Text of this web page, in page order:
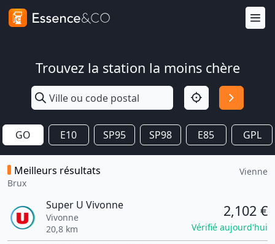
Trouvez la station la moins chère
GO E10 SP95 SP98 E85 GPL
Meilleurs résultats
Brux
Vienne
Super U Vivonne
Vivonne
20,8 km
2,102 €
Vérifié aujourd'hui